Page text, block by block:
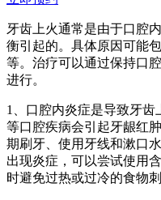
牙齿上火通常是由于口腔
衡引起的。具体原因可能
等。治疗可以通过保持口
进行。
1、口腔内炎症是导致牙
等口腔疾病会引起牙龈红
期刷牙、使用牙线和漱口
出现炎症，可以尝试使用
时避免过热或过冷的食物刺